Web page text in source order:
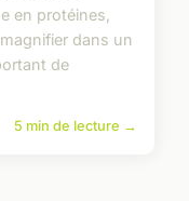
en protéines,
dans un
de
5 min de lecture →